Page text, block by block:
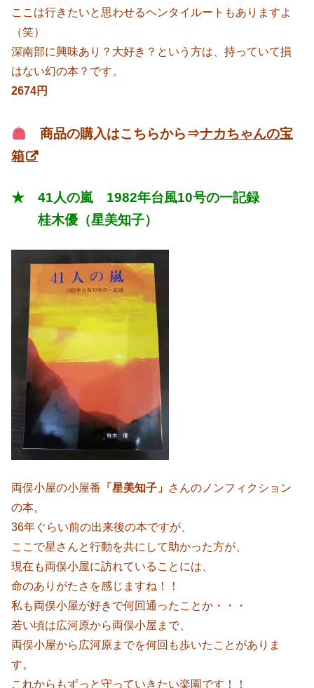
ここは行きたいと思わせるヘンタイルートもありますよ
（笑）
深南部に興味あり？大好き？という方は、持っていて損
はない幻の本？です。
2674円
商品の購入はこちらから⇒ナカちゃんの宝
箱
★ 41人の嵐 1982年台風10号の一記録
桂木優（星美知子）
両俣小屋の小屋番 「星美知子」 さんのノンフィクション
の本。
36年ぐらい前の出来後の本ですが、
ここで星さんと行動を共にして助かった方が、
現在も両俣小屋に訪れていることには、
命のありがたさを感じますね！！
私も両俣小屋が好きで何回通ったことか・・・
若い頃は広河原から両俣小屋まで、
両俣小屋から広河原までを何回も歩いたことがありま
す。
これからもずっと守っていきたい楽園です！！